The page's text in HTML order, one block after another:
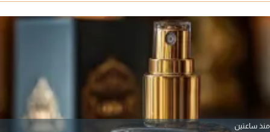
الرياض حي الملز
منذ ساعتين